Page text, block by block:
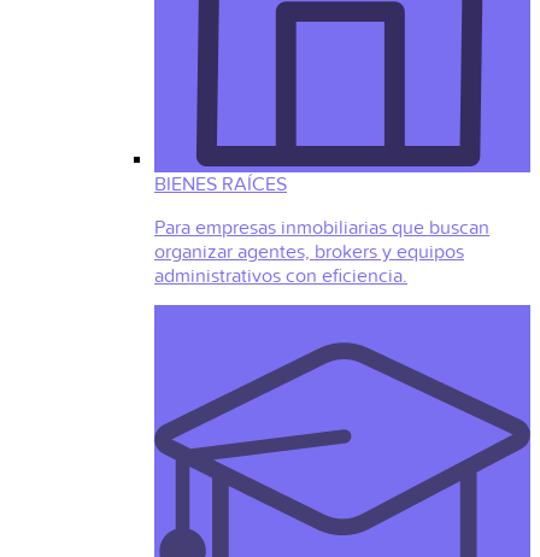
BIENES RAÍCES
Para empresas inmobiliarias que buscan
organizar agentes, brokers y equipos
administrativos con eficiencia.